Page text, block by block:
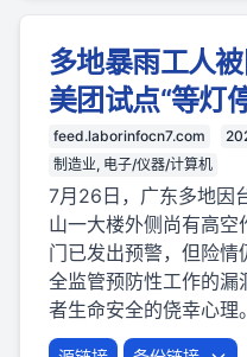
多地暴雨工人被
美团试点“等灯
feed.laborinfocn7.com
制造业, 电子/仪器/计算机
7月26日，广东多地因
山一大楼外侧尚有高
门已发出预警，但险
全监管预防性工作的漏
者生命安全的侥幸心理。